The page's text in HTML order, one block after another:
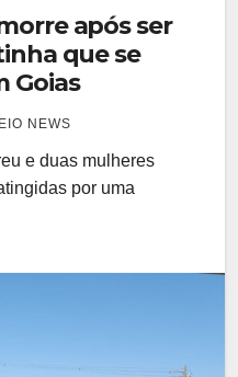
após ser
que se
Goias
NEWS
e duas mulheres
por uma